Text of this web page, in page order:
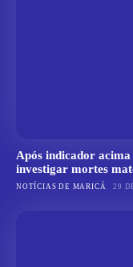
Após indicador
investigar mortes
NOTÍCIAS DE MARICÁ 29